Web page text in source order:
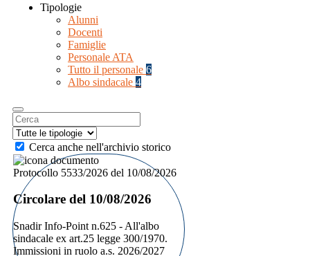
Tipologie
Alunni
Docenti
Famiglie
Personale ATA
Tutto il personale 6
Albo sindacale 4
Cerca anche nell'archivio storico
Protocollo 5533/2026 del 10/08/2026
Circolare del 10/08/2026
Snadir Info-Point n.625 - All'albo
sindacale ex art.25 legge 300/1970.
Immissioni in ruolo a.s. 2026/2027